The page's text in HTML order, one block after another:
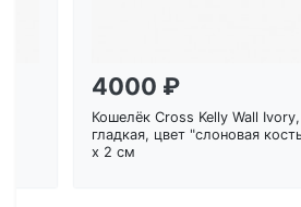
4000 ₽
Кошелёк Cross Kelly Wall
гладкая, цвет "слоновая
x 2 см